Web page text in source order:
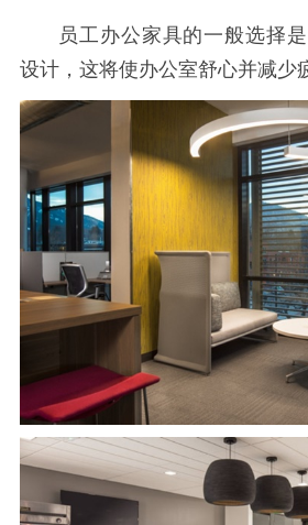
员工办公家具的一般选择
设计，这将使办公室舒心并减少